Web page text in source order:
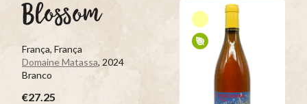
Blossom
França, França
Domaine Matassa, 2024
Branco
€27.25